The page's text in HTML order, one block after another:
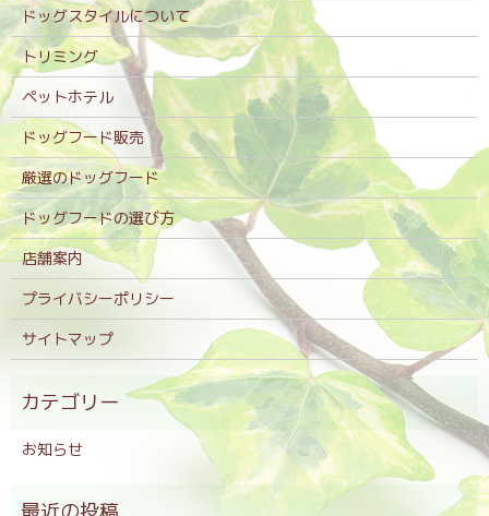
ドッグスタイルについて
トリミング
ペットホテル
ドッグフード販売
厳選のドッグフード
ドッグフードの選び方
店舗案内
プライバシーポリシー
サイトマップ
お知らせ